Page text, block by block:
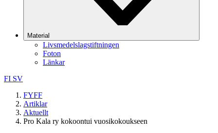
Material
Livsmedelslagstiftningen
Foton
Länkar
FI SV
FYFF
Artiklar
Aktuellt
Pro Kala ry kokoontui vuosikokoukseen